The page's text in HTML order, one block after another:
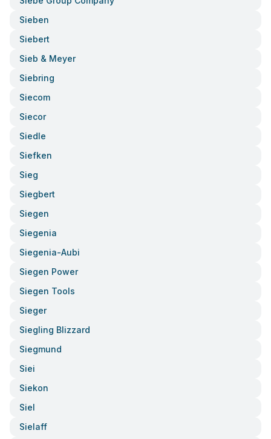
Sieben
Siebert
Sieb & Meyer
Siebring
Siecom
Siecor
Siedle
Siefken
Sieg
Siegbert
Siegen
Siegenia
Siegenia-Aubi
Siegen Power
Siegen Tools
Sieger
Siegling Blizzard
Siegmund
Siei
Siekon
Siel
Sielaff